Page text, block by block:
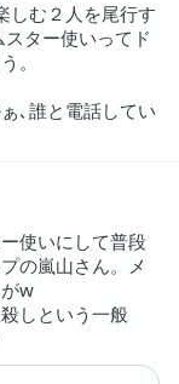
しむ２人を尾行す
ター使いってド
。
､誰と電話してい
使いにして普段
の嵐山さん。メ
w
しという一般